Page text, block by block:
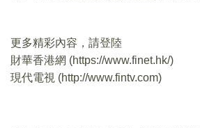
更多精彩內容，請登陸
財華香港網 (https://www.finet.hk/)
現代電視 (http://www.fintv.com)